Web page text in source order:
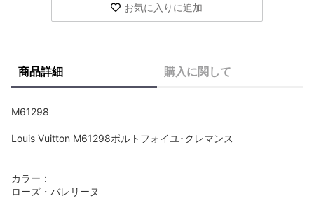
お気に入りに追加
商品詳細 購入に関して
M61298
Louis Vuitton M61298ポルトフォイユ･クレマンス
カラー：
ローズ・バレリーヌ